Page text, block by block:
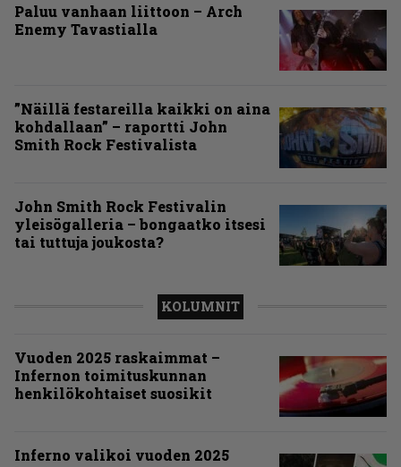
Paluu vanhaan liittoon – Arch
Enemy Tavastialla
”Näillä festareilla kaikki on aina
kohdallaan” – raportti John
Smith Rock Festivalista
John Smith Rock Festivalin
yleisögalleria – bongaatko itsesi
tai tuttuja joukosta?
KOLUMNIT
Vuoden 2025 raskaimmat –
Infernon toimituskunnan
henkilökohtaiset suosikit
Inferno valikoi vuoden 2025